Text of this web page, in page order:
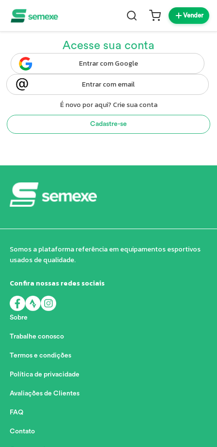
Vender
Acesse sua conta
Entrar com Google
Entrar com email
É novo por aqui? Crie sua conta
Cadastre-se
Somos a plataforma referência em equipamentos esportivos
usados de qualidade.
Confira nossas redes sociais
Sobre
Trabalhe conosco
Termos e condições
Política de privacidade
Avaliações de Clientes
FAQ
Contato